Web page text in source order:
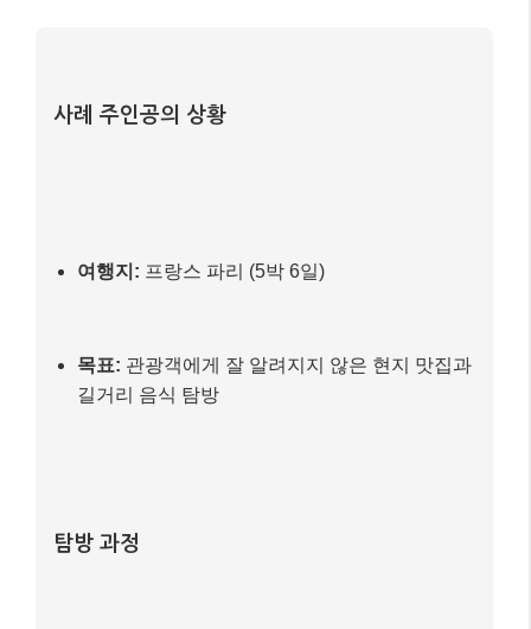
사례 주인공의 상황
여행지: 프랑스 파리 (5박 6일)
목표: 관광객에게 잘 알려지지 않은 현지 맛집과
길거리 음식 탐방
탐방 과정